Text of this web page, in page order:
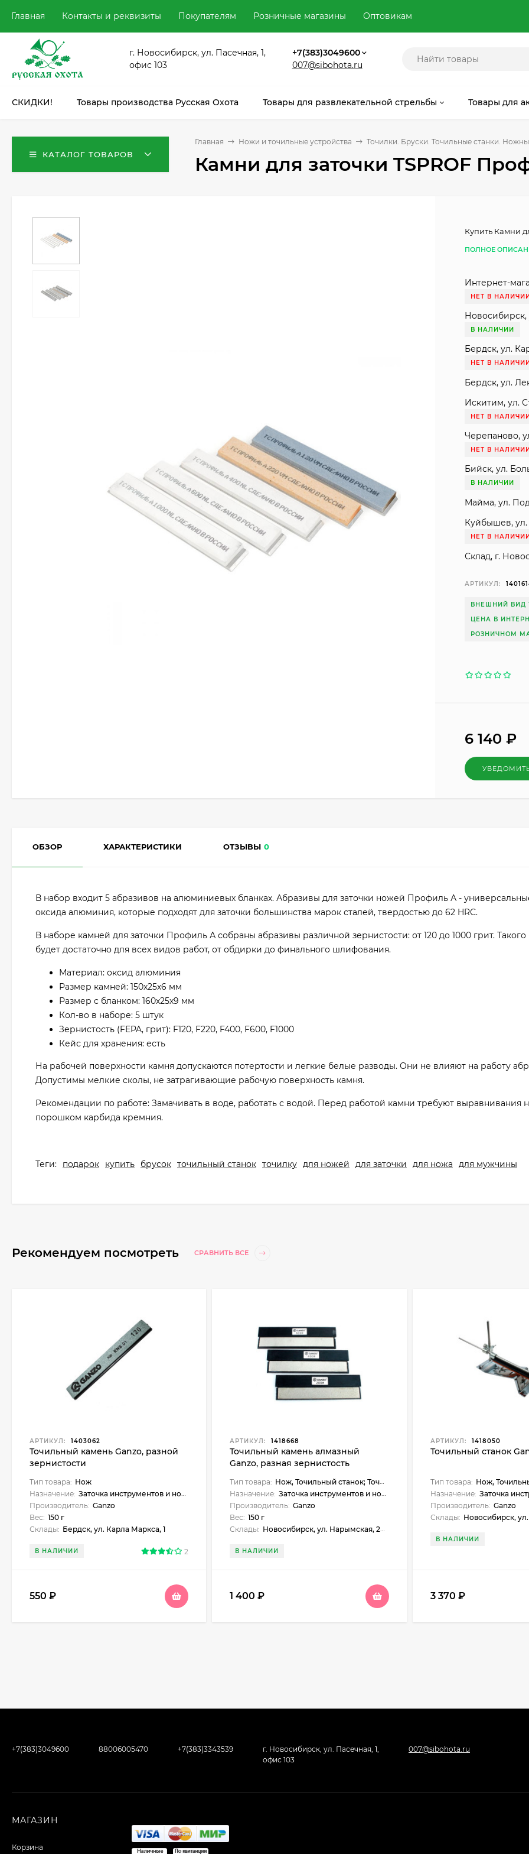
Главная Контакты и реквизиты Покупателям Розничные магазины Оптовикам
г. Новосибирск, ул. Пасечная, 1,
офис 103
+7(383)3049600
007@sibohota.ru
СКИДКИ! Товары производства Русская Охота Товары для развлекательной стрельбы Товары для
КАТАЛОГ ТОВАРОВ
Главная Ножи и точильные устройства Точилки. Бруски. Точильные станки. Ножны
Камни для заточки TSPROF
Купить Камни
ПОЛНОЕ
Интернет-
НЕТ В
Новосибирск,
В НАЛИЧИИ
Бердск, ул.
НЕТ В
Бердск, ул.
Искитим, ул.
НЕТ В
Черепаново,
НЕТ В
Бийск, ул.
В НАЛИЧИИ
Майма, ул.
Куйбышев, ул.
НЕТ В
Склад, г.
АРТИКУЛ:
ВНЕШНИЙ ВИД
ЦЕНА В
РОЗНИЧНОМ
6 140₽
ОБЗОР ХАРАКТЕРИСТИКИ ОТЗЫВЫ 0
В набор входит 5 абразивов на алюминиевых бланках. Абразивы для заточки ножей Профиль А -
оксида алюминия, которые подходят для заточки большинства марок сталей, твердостью до 62 HRC.
В наборе камней для заточки Профиль А собраны абразивы различной зернистости: от 120 до 1000 грит. Такого
будет достаточно для всех видов работ, от обдирки до финального шлифования.
Материал: оксид алюминия
Размер камней: 150х25х6 мм
Размер с бланком: 160х25х9 мм
Кол-во в наборе: 5 штук
Зернистость (FEPA, грит): F120, F220, F400, F600, F1000
Кейс для хранения: есть
На рабочей поверхности камня допускаются потертости и легкие белые разводы. Они не влияют на работу
Допустимы мелкие сколы, не затрагивающие рабочую поверхность камня.
Рекомендации по работе: Замачивать в воде, работать с водой. Перед работой камни требуют выравнивания
порошком карбида кремния.
Теги: подарок купить брусок точильный станок точилку для ножей для заточки для ножа для мужчины
Рекомендуем посмотреть СРАВНИТЬ ВСЕ
АРТИКУЛ: 1403062
Точильный камень Ganzo, разной
зернистости
Тип товара: Нож
Назначение: Заточка инструментов и ножей
Производитель: Ganzo
Вес: 150 г
Склады: Бердск, ул. Карла Маркса, 1
В НАЛИЧИИ 2
550 ₽
АРТИКУЛ: 1418668
Точильный камень алмазный
Ganzo, разная зернистость
Тип товара: Нож, Точильный станок; Точилка
Назначение: Заточка инструментов и ножей
Производитель: Ganzo
Вес: 150 г
Склады: Новосибирск, ул. Нарымская, 23, Искитим, ул. Станционная, 1б (ЖУМ), Куйбышев, ул. Чехова, 18, Черепаново, ул. Республиканская, 61, Бийск, ул. Больничный взвоз, 8, Майма, ул. Подгорная, 37, Бердск, ул. Ленина, 89
В НАЛИЧИИ
1 400₽
АРТИКУЛ: 1418050
Точильный станок
Тип товара: Нож, Точильный
Назначение: Заточка
Производитель: Ganzo
Склады: Новосибирск, ул. Нарымская,
В НАЛИЧИИ
3 370 ₽
+7(383)3049600 88006005470 +7(383)3343539
г. Новосибирск, ул. Пасечная, 1,
офис 103
007@sibohota.ru
МАГАЗИН
Корзина